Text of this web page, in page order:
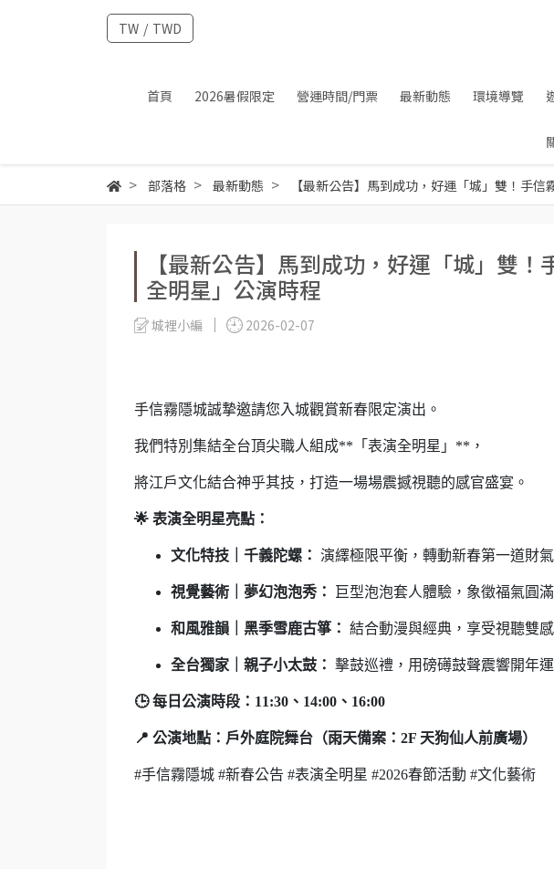
TW / TWD
首頁 2026暑假限定 營運時間/門票 最新動態 環境導覽
部落格 最新動態 【最新公告】馬到成功，好運「城」雙！手
【最新公告】馬到成功，好運「城」雙
全明星」公演時程
城裡小編 2026-02-07
手信霧隱城誠摯邀請您入城觀賞新春限定演出。
我們特別集結全台頂尖職人組成**「表演全明星」**，
將江戶文化結合神乎其技，打造一場場震撼視聽的感官盛宴。
🌟 表演全明星亮點：
文化特技｜千義陀螺： 演繹極限平衡，轉動新春第一道財氣
視覺藝術｜夢幻泡泡秀： 巨型泡泡套人體驗，象徵福氣圓滿
和風雅韻｜黑季雪鹿古箏： 結合動漫與經典，享受視聽雙
全台獨家｜親子小太鼓： 擊鼓巡禮，用磅礡鼓聲震響開年運
🕒 每日公演時段：11:30、14:00、16:00
📍 公演地點：戶外庭院舞台（雨天備案：2F 天狗仙人前廣場）
#手信霧隱城 #新春公告 #表演全明星 #2026春節活動 #文化藝術